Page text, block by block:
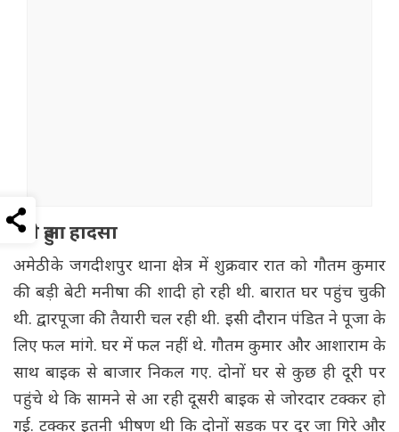
ऐसे हुआ हादसा
अमेठी के जगदीशपुर थाना क्षेत्र में शुक्रवार रात को गौतम कुमार
की बड़ी बेटी मनीषा की शादी हो रही थी. बारात घर पहुंच चुकी
थी. द्वारपूजा की तैयारी चल रही थी. इसी दौरान पंडित ने पूजा के
लिए फल मांगे. घर में फल नहीं थे. गौतम कुमार और आशाराम के
साथ बाइक से बाजार निकल गए. दोनों घर से कुछ ही दूरी पर
पहुंचे थे कि सामने से आ रही दूसरी बाइक से जोरदार टक्कर हो
गई. टक्कर इतनी भीषण थी कि दोनों सड़क पर दूर जा गिरे और